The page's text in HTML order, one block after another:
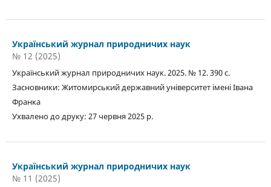
Український журнал природничих наук
№ 12 (2025)
Український журнал природничих наук. 2025. № 12. 390 с.
Засновники: Житомирський державний університет імені Івана
Франка
Ухвалено до друку: 27 червня 2025 р.
Український журнал природничих наук
№ 11 (2025)